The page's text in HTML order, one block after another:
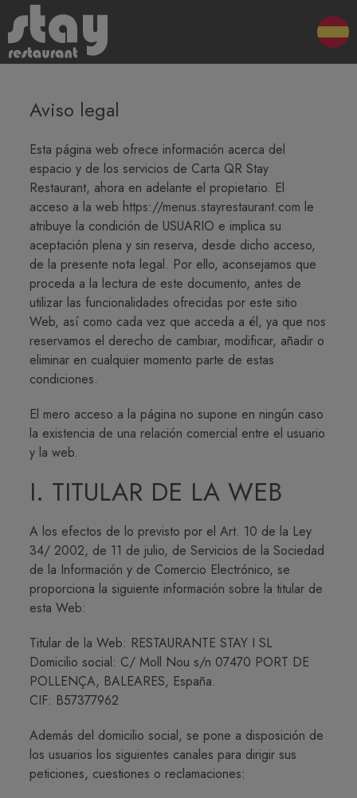
Aviso legal
Esta página web ofrece información acerca del
espacio y de los servicios de Carta QR Stay
Restaurant, ahora en adelante el propietario. El
acceso a la web https://menus.stayrestaurant.com le
atribuye la condición de USUARIO e implica su
aceptación plena y sin reserva, desde dicho acceso,
de la presente nota legal. Por ello, aconsejamos que
proceda a la lectura de este documento, antes de
utilizar las funcionalidades ofrecidas por este sitio
Web, así como cada vez que acceda a él, ya que nos
reservamos el derecho de cambiar, modificar, añadir o
eliminar en cualquier momento parte de estas
condiciones.
El mero acceso a la página no supone en ningún caso
la existencia de una relación comercial entre el usuario
y la web.
I. TITULAR DE LA WEB
A los efectos de lo previsto por el Art. 10 de la Ley
34/ 2002, de 11 de julio, de Servicios de la Sociedad
de la Información y de Comercio Electrónico, se
proporciona la siguiente información sobre la titular de
esta Web:
Titular de la Web: RESTAURANTE STAY I SL
Domicilio social: C/ Moll Nou s/n 07470 PORT DE
POLLENÇA, BALEARES, España.
CIF: B57377962
Además del domicilio social, se pone a disposición de
los usuarios los siguientes canales para dirigir sus
peticiones, cuestiones o reclamaciones: